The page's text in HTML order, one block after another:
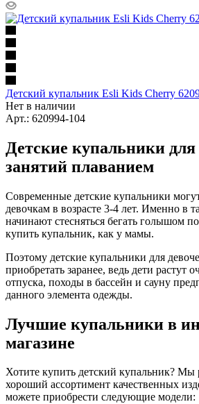
Детский купальник Esli Kids Cherry
Нет в наличии
Арт.: 620994-104
Детские купальники для
занятий плаванием
Современные детские купальники
девочкам в возрасте 3-4 лет. Именно в
начинают стесняться бегать голышом
купить купальник, как у мамы.
Поэтому детские купальники для
приобретать заранее, ведь дети растут
отпуска, походы в бассейн и сауну
данного элемента одежды.
Лучшие купальники в
магазине
Хотите купить детский купальник?
хороший ассортимент качественных
можете приобрести следующие модели: